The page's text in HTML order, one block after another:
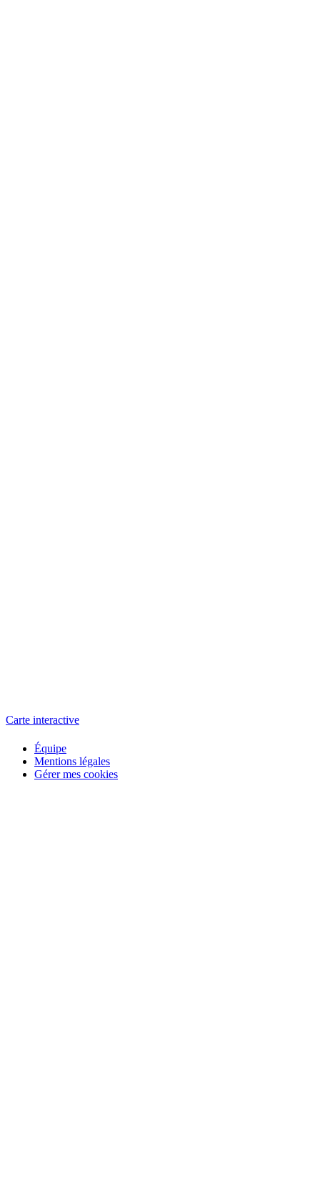
Carte interactive
Équipe
Mentions légales
Gérer mes cookies